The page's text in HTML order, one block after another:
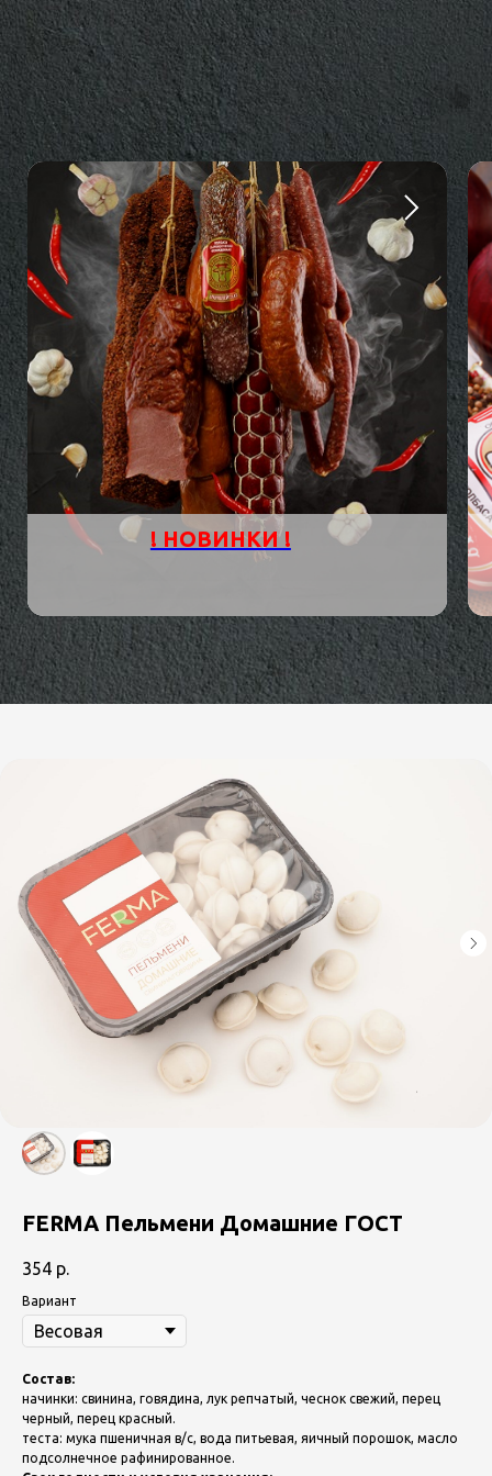
! НОВИНКИ !
FERMA Пельмени Домашние ГОСТ
354 р.
Вариант
Состав:
начинки: свинина, говядина, лук репчатый, чеснок свежий, перец
черный, перец красный.
теста: мука пшеничная в/с, вода питьевая, яичный порошок, масло
подсолнечное рафинированное.